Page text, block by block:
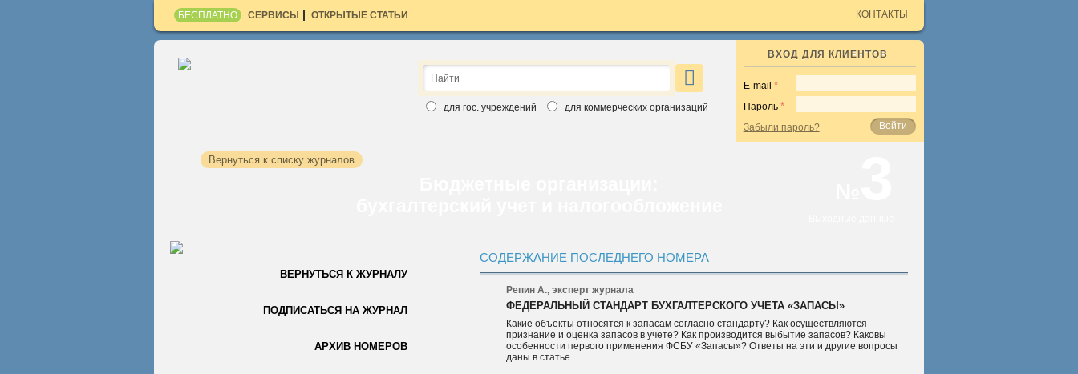
БЕСПЛАТНО СЕРВИСЫ ОТКРЫТЫЕ СТАТЬИ КОНТАКТЫ
для гос. учреждений для коммерческих организаций
ВХОД ДЛЯ КЛИЕНТОВ
E-mail
Пароль
Войти
Забыли пароль?
Вернуться к списку журналов
ВЕРНУТЬСЯ К ЖУРНАЛУ
ПОДПИСАТЬСЯ НА ЖУРНАЛ
АРХИВ НОМЕРОВ
СОДЕРЖАНИЕ ПОСЛЕДНЕГО НОМЕРА
Репин А., эксперт журнала
ФЕДЕРАЛЬНЫЙ СТАНДАРТ БУХГАЛТЕРСКОГО УЧЕТА «ЗАПАСЫ»
Какие объекты относятся к запасам согласно стандарту? Как осуществляются
признание и оценка запасов в учете? Как производится выбытие запасов? Каковы
особенности первого применения ФСБУ «Запасы»? Ответы на эти и другие вопросы
даны в статье.
ЗАЯВКА НА БЕСПЛАТНЫЙ НОМЕР
Введите свои данные, выберите интересный вам журнал и
Для коммерческих организаций
Для государственных учреждений